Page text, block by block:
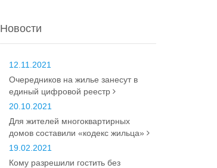
Новости
12.11.2021
Очередников на жилье занесут в
единый цифровой реестр
20.10.2021
Для жителей многоквартирных
домов составили «кодекс жильца»
19.02.2021
Кому разрешили гостить без